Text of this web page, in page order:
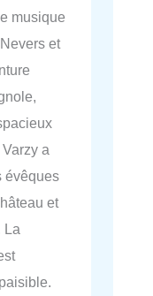
musique
et
a
évêques
et
La